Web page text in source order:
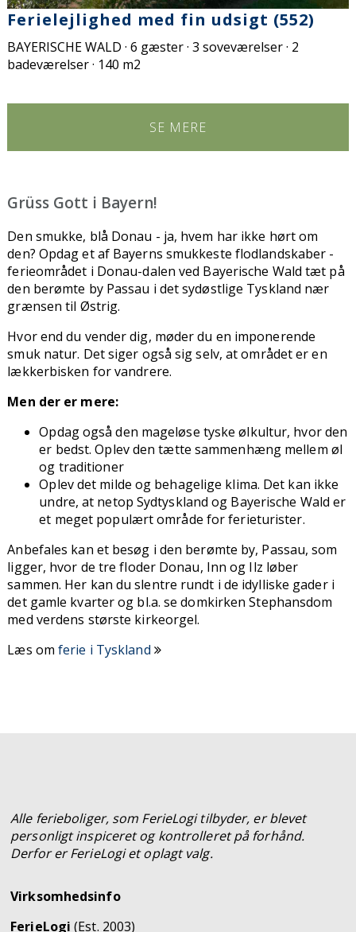
Ferielejlighed med fin udsigt (552)
BAYERISCHE WALD · 6 gæster · 3 soveværelser · 2
badeværelser · 140 m2
SE MERE
Grüss Gott i Bayern!
Den smukke, blå Donau - ja, hvem har ikke hørt om
den? Opdag et af Bayerns smukkeste flodlandskaber -
ferieområdet i Donau-dalen ved Bayerische Wald tæt på
den berømte by Passau i det sydøstlige Tyskland nær
grænsen til Østrig.
Hvor end du vender dig, møder du en imponerende
smuk natur. Det siger også sig selv, at området er en
lækkerbisken for vandrere.
Men der er mere:
Opdag også den mageløse tyske ølkultur, hvor den
er bedst. Oplev den tætte sammenhæng mellem øl
og traditioner
Oplev det milde og behagelige klima. Det kan ikke
undre, at netop Sydtyskland og Bayerische Wald er
et meget populært område for ferieturister.
Anbefales kan et besøg i den berømte by, Passau, som
ligger, hvor de tre floder Donau, Inn og Ilz løber
sammen. Her kan du slentre rundt i de idylliske gader i
det gamle kvarter og bl.a. se domkirken Stephansdom
med verdens største kirkeorgel.
Læs omferie i Tyskland
Alle ferieboliger, som FerieLogi tilbyder, er blevet
personligt inspiceret og kontrolleret på forhånd.
Derfor er FerieLogi et oplagt valg.
Virksomhedsinfo
FerieLogi(Est. 2003)